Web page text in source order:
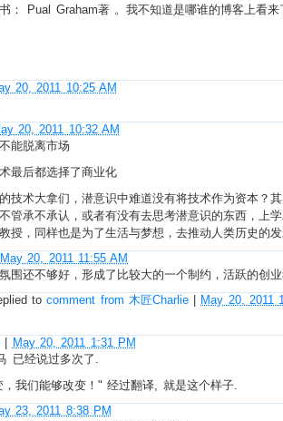
Pual Graham著 。我不知道是哪谁的博客上看来
20, 2011 10:25 AM
20, 2011 10:32 AM
能脱离市场
最后都选择了商业化
技术大拿们，潜意识中难道没有将技术作为资本？
管承不承认，或者有没有去思考潜意识的东西，上
授，同样也是为了生活与梦想，去推动人类历史的发
May 20, 2011 11:55 AM
围还不够好，形成了比较大的一个制约，活跃的创
tocomment from 木匠Charlie|
May 20, 2011
| May 20, 2011 1:31 PM
已经说过多次了.
，我们能够改变！" 经过翻译, 就是这个样子.
23, 2011 8:38 PM